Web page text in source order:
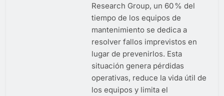
Research Group, un 60 % del
tiempo de los equipos de
mantenimiento se dedica a
resolver fallos imprevistos en
lugar de prevenirlos. Esta
situación genera pérdidas
operativas, reduce la vida útil de
los equipos y limita el